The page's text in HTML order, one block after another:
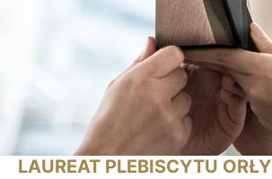
LAUREAT PLEBISCYTU ORŁY